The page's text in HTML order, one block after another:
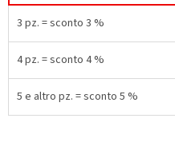
3 pz. = sconto 3 %
4 pz. = sconto 4 %
5 e altro pz. = sconto 5 %